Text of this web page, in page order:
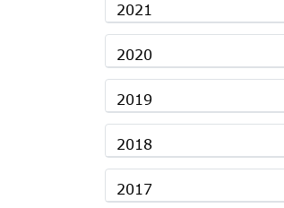
2021
2020
2019
2018
2017